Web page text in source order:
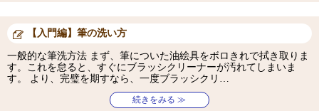
【入門編】筆の洗い方
一般的な筆洗方法 まず、筆についた油絵具をボロきれで拭き取りま
す。これを怠ると、すぐにブラッシクリーナーが汚れてしまいま
す。 より、完璧を期すなら、一度ブラッシクリ…
続きをみる ≫